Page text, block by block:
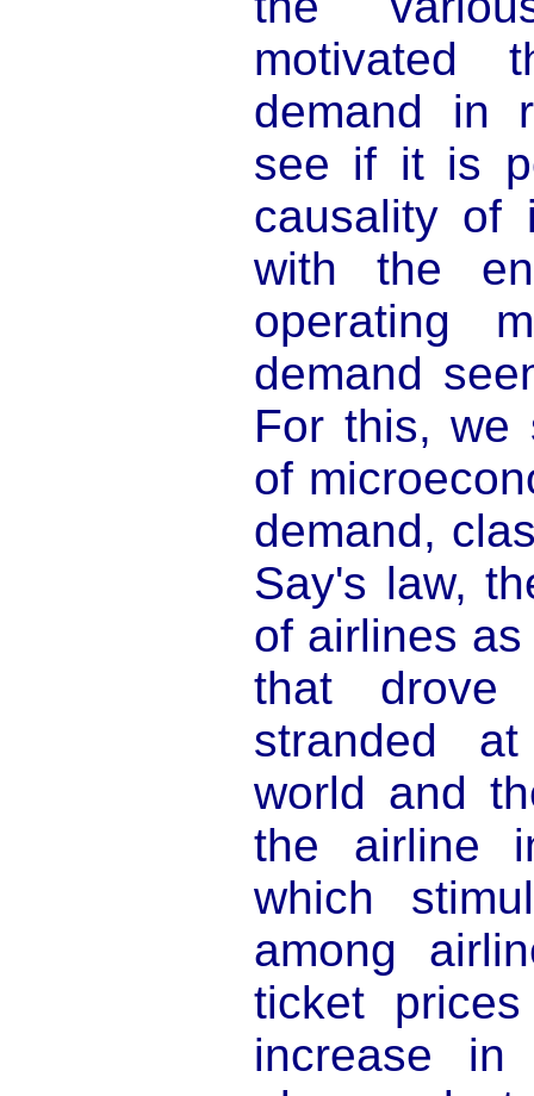
motivated
demand in
see if it is
causality of
with the
operating
demand
For this, we
of
demand,
Say's law,
of airlines
that drove
stranded
world and
the airline
which
among
ticket
increase